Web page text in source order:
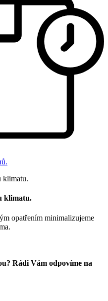
klimatu.
opatřením minimalizujeme
Rádi Vám odpovíme na